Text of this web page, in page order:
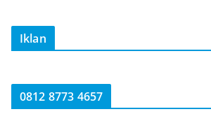
Iklan
0812 8773 4657